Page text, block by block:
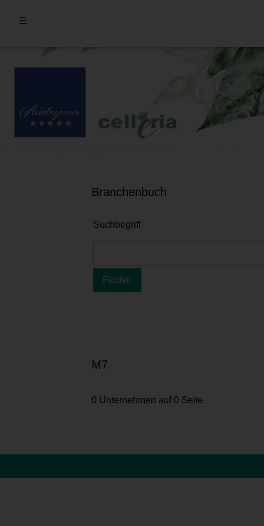
☰
Branchenbuch
Suchbegriff
M7
0 Unternehmen auf 0 Seite